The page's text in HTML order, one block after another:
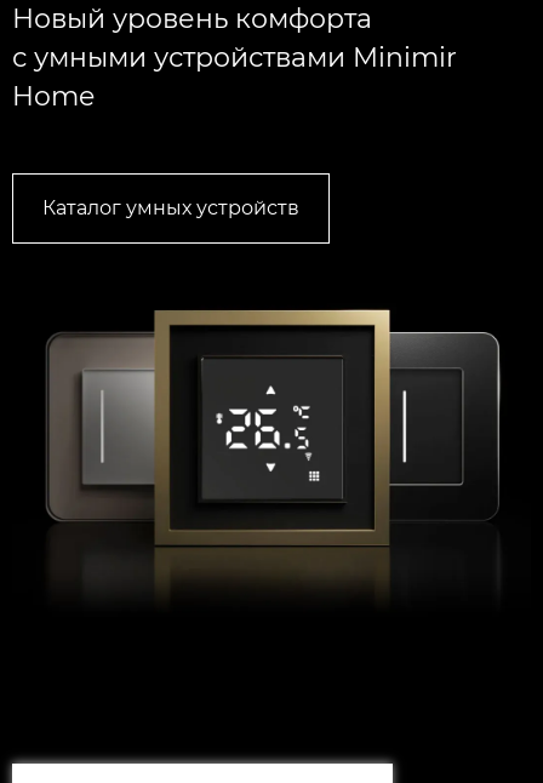
Новый уровень комфорта
с умными устройствами Minimir
Home
Каталог умных устройств